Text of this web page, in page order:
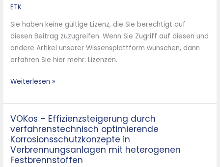
ETK
Sie haben keine gültige Lizenz, die Sie berechtigt auf
diesen Beitrag zuzugreifen. Wenn Sie Zugriff auf diesen und
andere Artikel unserer Wissensplattform wünschen, dann
erfahren Sie hier mehr: Lizenzen.
for
Ash
Treatment
at
Several
Bavarian
Plants
Weiterlesen »
VOKos – Effizienzsteigerung durch
verfahrenstechnisch optimierende
Korrosionsschutzkonzepte in
Verbrennungsanlagen mit heterogenen
Festbrennstoffen
VOKos
–
Effizienzsteigerung
durch